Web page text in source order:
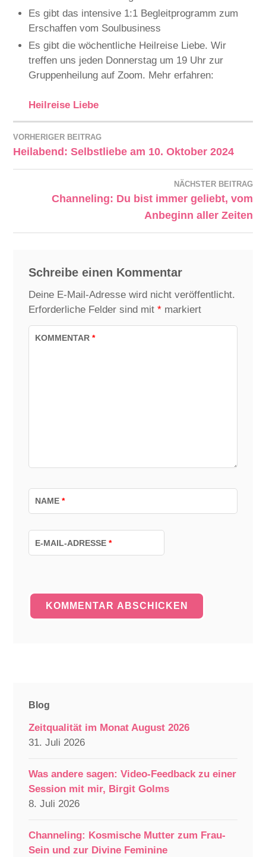
Es gibt das intensive 1:1 Begleitprogramm zum
Erschaffen vom Soulbusiness
Es gibt die wöchentliche Heilreise Liebe. Wir
treffen uns jeden Donnerstag um 19 Uhr zur
Gruppenheilung auf Zoom. Mehr erfahren:
Heilreise Liebe
VORHERIGER BEITRAG
Heilabend: Selbstliebe am 10. Oktober 2024
NÄCHSTER BEITRAG
Channeling: Du bist immer geliebt, vom
Anbeginn aller Zeiten
Schreibe einen Kommentar
Deine E-Mail-Adresse wird nicht veröffentlicht.
Erforderliche Felder sind mit *markiert
KOMMENTAR*
NAME*
E-MAIL-ADRESSE*
Blog
Zeitqualität im Monat August 2026
31. Juli 2026
Was andere sagen: Video-Feedback zu einer
Session mit mir, Birgit Golms
8. Juli 2026
Channeling: Kosmische Mutter zum Frau-
Sein und zur Divine Feminine